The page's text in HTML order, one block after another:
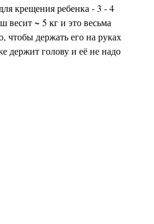
крещения ребенка - 3 - 4
весит ~ 5 кг и это весьма
чтобы держать его на руках
держит голову и её не надо